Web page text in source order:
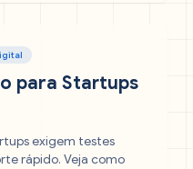
para Startups
exigem testes
rápido. Veja como